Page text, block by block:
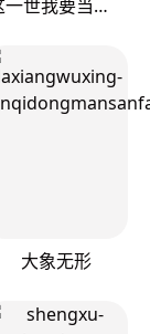
这一世我要当至尊
大象无形